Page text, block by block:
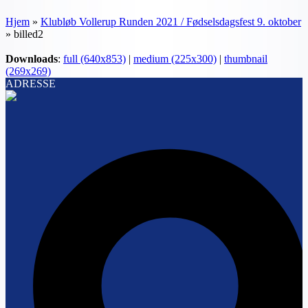
Hjem » Klubløb Vollerup Runden 2021 / Fødselsdagsfest 9. oktober
» billed2
Downloads: full (640x853) | medium (225x300) | thumbnail
(269x269)
ADRESSE